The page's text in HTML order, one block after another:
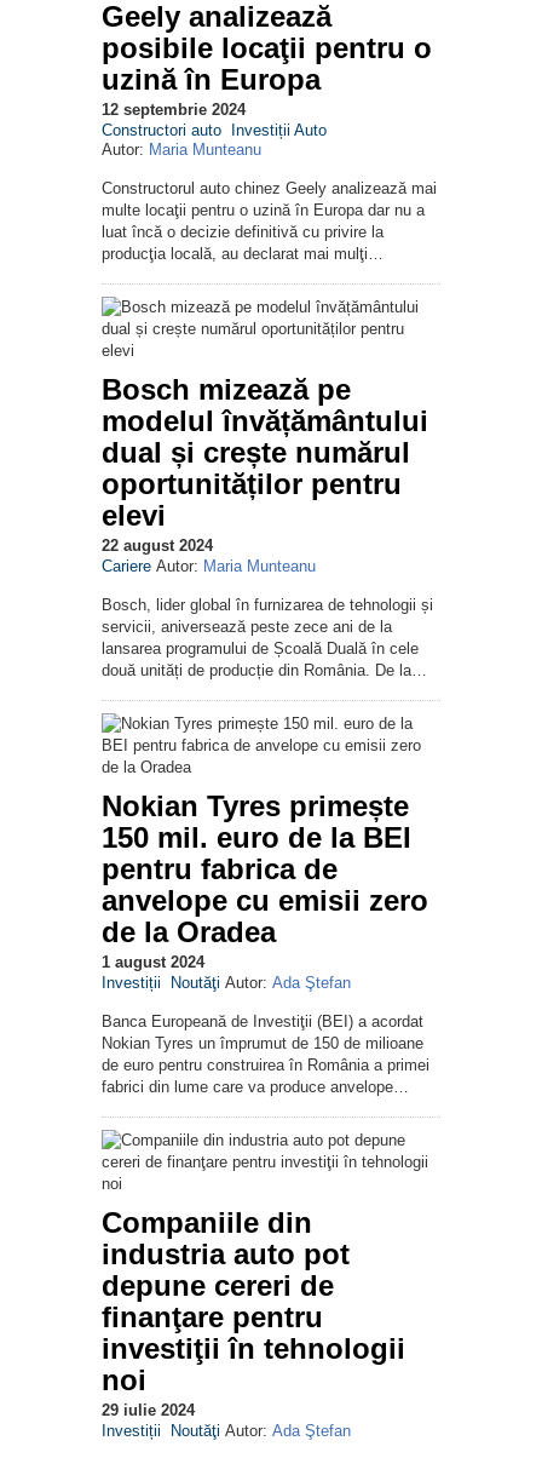
Geely analizează
posibile locaţii pentru o
uzină în Europa
12 septembrie 2024
Constructori auto
Investiții Auto
Autor: Maria Munteanu
Constructorul auto chinez Geely analizează mai
multe locaţii pentru o uzină în Europa dar nu a
luat încă o decizie definitivă cu privire la
producţia locală, au declarat mai mulţi…
Bosch mizează pe
modelul învățământului
dual și crește numărul
oportunităților pentru
elevi
22 august 2024
Cariere Autor: Maria Munteanu
Bosch, lider global în furnizarea de tehnologii și
servicii, aniversează peste zece ani de la
lansarea programului de Școală Duală în cele
două unități de producție din România. De la…
Nokian Tyres primește
150 mil. euro de la BEI
pentru fabrica de
anvelope cu emisii zero
de la Oradea
1 august 2024
Investiții
Noutăţi Autor: Ada Ştefan
Banca Europeană de Investiţii (BEI) a acordat
Nokian Tyres un împrumut de 150 de milioane
de euro pentru construirea în România a primei
fabrici din lume care va produce anvelope…
Companiile din
industria auto pot
depune cereri de
finanţare pentru
investiţii în tehnologii
noi
29 iulie 2024
Investiții
Noutăţi Autor: Ada Ştefan